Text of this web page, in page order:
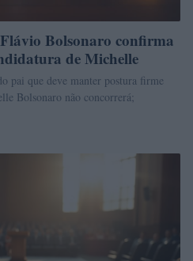
Bolsonaro confirma
de Michelle
pai que deve manter postura firme
Bolsonaro não concorrerá;